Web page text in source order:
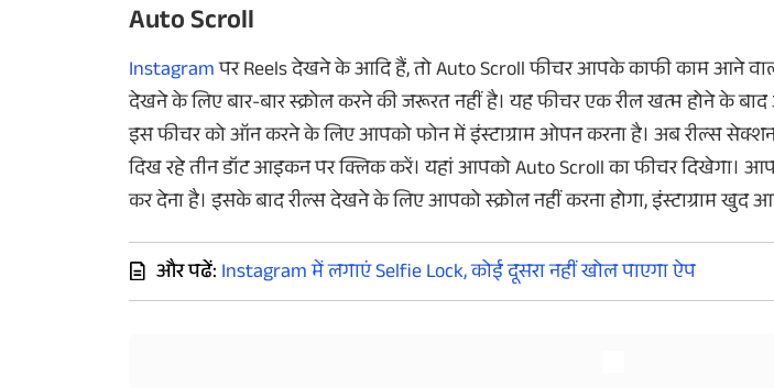
Auto Scroll
Instagramपर Reels देखने के आदि हैं, तो Auto Scroll फीचर आपके काफी काम आने
देखने के लिए बार-बार स्क्रोल करने की जरूरत नहीं है। यह फीचर एक रील खत्म होने के
इस फीचर को ऑन करने के लिए आपको फोन में इंस्टाग्राम ओपन करना है। अब रील्स
दिख रहे तीन डॉट आइकन पर क्लिक करें। यहां आपको Auto Scroll का फीचर
कर देना है। इसके बाद रील्स देखने के लिए आपको स्क्रोल नहीं करना होगा, इंस्टाग्राम खुद
और पढें: Instagram में लगाएं Selfie Lock, कोई दूसरा नहीं खोल पाएगा ऐप